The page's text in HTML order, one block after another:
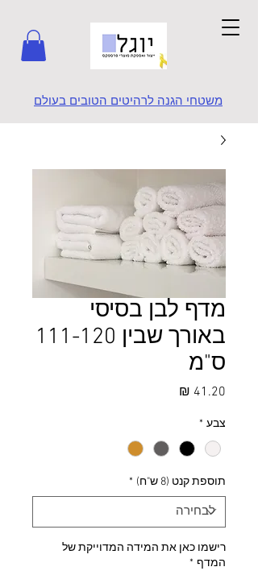
משטחי הגנה לרהיטים הטובים בעולם
מדף לבן בסיסי
באורך שבין 111-120
ס"מ
צבע *
תוספת קנט (8 ש"ח) *
רישמו כאן את המידה המדוייקת של
המדף *